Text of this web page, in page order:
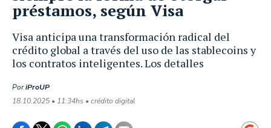
Visa anticipa una transformación radical del
crédito global a través del uso de las stablecoins y
los contratos inteligentes. Los detalles
PoriProUP
18.10.2025 • 11:34hs • crédito digital
préstamos, según Visa